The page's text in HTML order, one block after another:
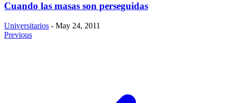
Cuando las masas son perseguidas
Universitarios - May 24, 2011
Previous